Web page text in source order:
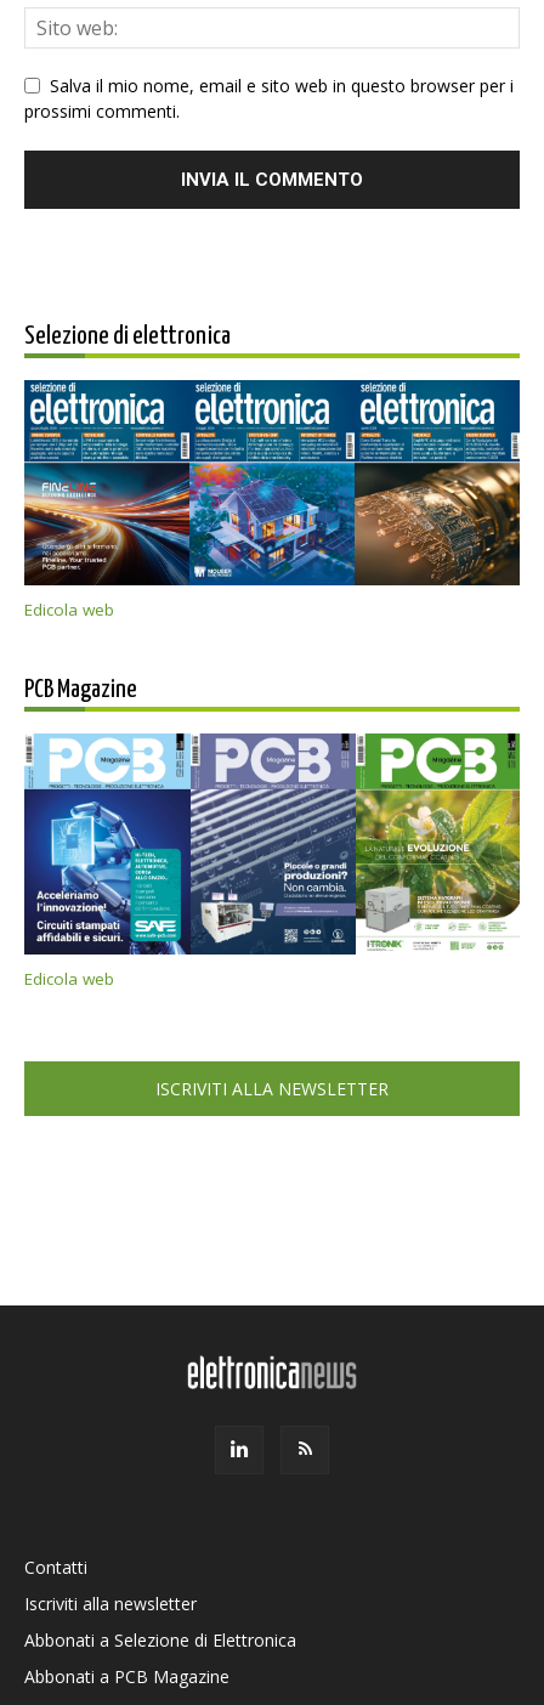
Salva il mio nome, email e sito web in questo browser per i
prossimi commenti.
Selezione di elettronica
Edicola web
PCB Magazine
Edicola web
ISCRIVITI ALLA NEWSLETTER
Contatti
Iscriviti alla newsletter
Abbonati a Selezione di Elettronica
Abbonati a PCB Magazine